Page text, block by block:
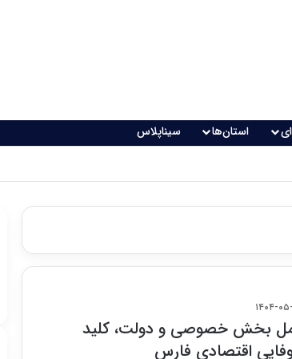
استان‌ها سیناپلاس
چگونه کار می کنند؟
۰۵-۰۴
بخش خصوصی و دولت، کلید
اقتصادی فارس